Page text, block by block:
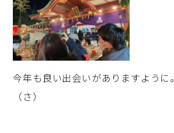
今年も良い出会いがありますように。
（さ）